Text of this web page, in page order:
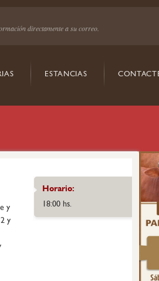
directamente a su correo.
ESTANCIAS
Horario:
18:00 hs.
y
y